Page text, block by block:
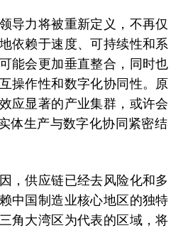
导力将被重新定义，不再仅
依赖于速度、可持续性和系
能会更加垂直整合，同时也
操作性和数字化协同性。原
应显著的产业集群，或许会
体生产与数字化协同紧密结
，供应链已经去风险化和多
中国制造业核心地区的独特
角大湾区为代表的区域，将